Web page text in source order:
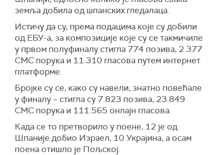
земља добила од шпанских гледалаца.
Истичу да су, према подацима које су добили
од ЕБУ-а, за композиције које су се такмичиле
у првом полуфиналу стигла 774 позива, 2.377
СМС порука и 11.310 гласова путем интернет
платформе.
Бројке су се, како су навели, знатно повећале
у финалу – стигла су 7.823 позива, 23.849
СМС порука и 111.565 онлајн гласова.
Када се то претворило у поене, 12 је од
Шпаније добио Израел, 10 Украјина, а осам
поена отишло је Пољској.